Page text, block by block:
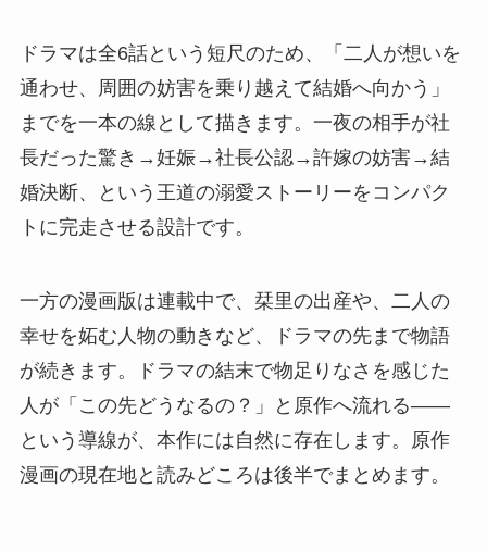
ドラマは全6話という短尺のため、「二人が想いを
通わせ、周囲の妨害を乗り越えて結婚へ向かう」
までを一本の線として描きます。一夜の相手が社
長だった驚き→妊娠→社長公認→許嫁の妨害→結
婚決断、という王道の溺愛ストーリーをコンパク
トに完走させる設計です。
一方の漫画版は連載中で、栞里の出産や、二人の
幸せを妬む人物の動きなど、ドラマの先まで物語
が続きます。ドラマの結末で物足りなさを感じた
人が「この先どうなるの？」と原作へ流れる——
という導線が、本作には自然に存在します。原作
漫画の現在地と読みどころは後半でまとめます。